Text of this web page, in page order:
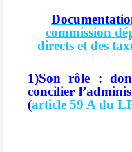
commission
directs et des
1)Son rôle :
concilier
(article 59 A du